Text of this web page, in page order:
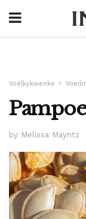
Voëlkykwenke
by Melissa Mayntz